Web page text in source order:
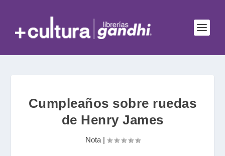
Cumpleaños sobre ruedas
de Henry James
Nota|